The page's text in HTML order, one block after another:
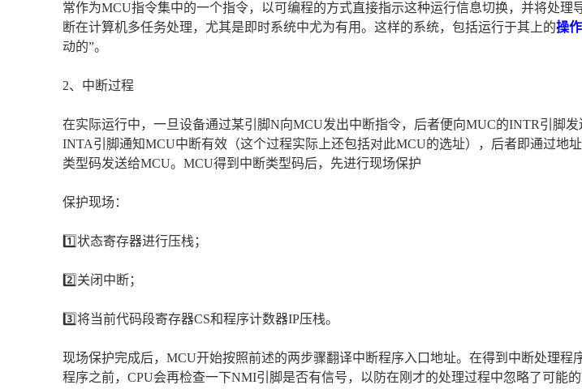
常作为MCU指令集中的一个指令，以可编程的方式直接指示这种运行信息切换，并将处理
断在计算机多任务处理，尤其是即时系统中尤为有用。这样的系统，包括运行于其上的操
动的”。
2、中断过程
在实际运行中，一旦设备通过某引脚N向MCU发出中断指令，后者便向MUC的INTR引脚
INTA引脚通知MCU中断有效（这个过程实际上还包括对此MCU的选址），后者即通过地
类型码发送给MCU。MCU得到中断类型码后，先进行现场保护
保护现场：
1️⃣状态寄存器进行压栈；
2️⃣关闭中断；
3️⃣将当前代码段寄存器CS和程序计数器IP压栈。
现场保护完成后，MCU开始按照前述的两步骤翻译中断程序入口地址。在得到中断处理程
程序之前，CPU会再检查一下NMI引脚是否有信号，以防在刚才的处理过程中忽略了可能